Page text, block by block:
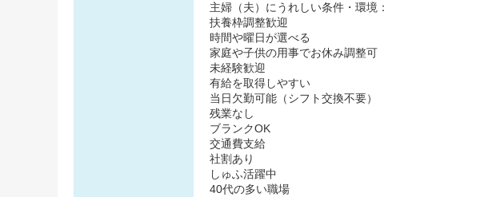
主婦（夫）にうれしい条件・環境：
扶養枠調整歓迎
時間や曜日が選べる
家庭や子供の用事でお休み調整可
未経験歓迎
有給を取得しやすい
当日欠勤可能（シフト交換不要）
残業なし
ブランクOK
交通費支給
社割あり
しゅふ活躍中
40代の多い職場